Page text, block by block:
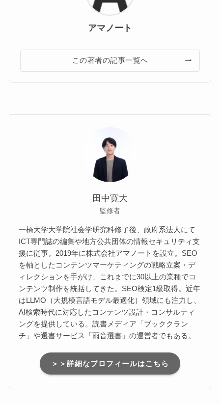
アマノート
この著者の記事一覧へ
田中寛大
監修者
一橋大学大学院社会学研究科修了後、政府系法人にて
ICT専門誌の編集や地方公共団体の情報セキュリティ支
援に従事。2019年に株式会社アマノートを設立。SEO
を軸としたコンテンツマーケティングの戦略立案・デ
ィレクションを手がけ、これまでに30以上の業種でコ
ンテンツ制作を統括してきた。SEO検定1級取得。近年
はLLMO（大規模言語モデル最適化）領域にも注力し、
AI検索時代に対応したコンテンツ設計・コンサルティ
ングを提供している。読書メディア「ブッククラン
チ」や選書サービス「雨音選書」の運営者でもある。
＞＞詳細なプロフィールはこちら